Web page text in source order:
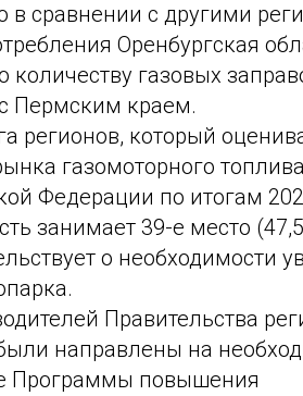
в сравнении с другими
Оренбургская
газовых
Пермским краем.
регионов, который
газомоторного
Федерации по итогам
занимает 39-е место
о необходимости
Правительства
направлены на
Программы повышения